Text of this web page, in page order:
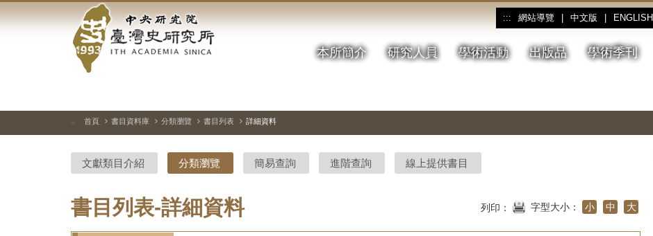
到
中
央
研
院-
臺
灣
史
::: 網站導覽 中文版 ENGLISH
本所簡介 研究人員 學術活動 出版品 學術季刊
::: 首頁 書目資料庫 分類瀏覽 書目列表 詳細資料
文獻類目介紹 分類瀏覽 簡易查詢 進階查詢 線上提供書目
書目列表-詳細資料 列印： 字型大小： 小 中 大